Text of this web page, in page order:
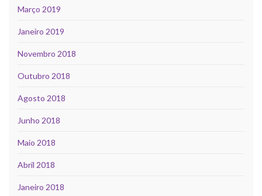
Março 2019
Janeiro 2019
Novembro 2018
Outubro 2018
Agosto 2018
Junho 2018
Maio 2018
Abril 2018
Janeiro 2018